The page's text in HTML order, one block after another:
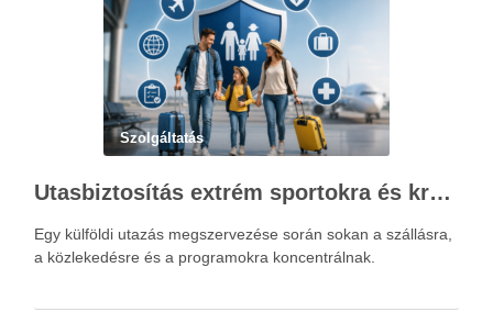
Szolgáltatás
Utasbiztosítás extrém sportokra és krónikus betegségek esetén: mire figyelj utazás előtt?
Egy külföldi utazás megszervezése során sokan a szállásra,
a közlekedésre és a programokra koncentrálnak.